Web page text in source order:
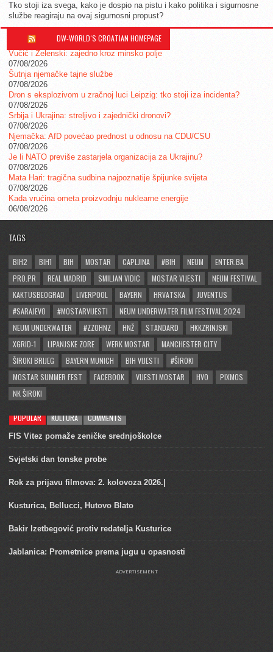
Tko stoji iza svega, kako je dospio na pistu i kako politika i sigurnosne
službe reagiraju na ovaj sigurnosni propust?
DW-WORLD´S CROATIAN HOMEPAGE
Vučić i Zelenski: zajedno kroz minsko polje
07/08/2026
Šutnja njemačke tajne službe
07/08/2026
Dron s eksplozivom u zračnoj luci Leipzig: tko stoji iza incidenta?
07/08/2026
Srbija i Ukrajina: streljivo i zajednički dronovi?
07/08/2026
Njemačka: AfD povećao prednost u odnosu na CDU/CSU
07/08/2026
Je li NATO previše zastarjela organizacija za Ukrajinu?
07/08/2026
Mata Hari: tragična sudbina najpoznatije špijunke svijeta
07/08/2026
Kada vrućina ometa proizvodnju nuklearne energije
06/08/2026
TAGS
BIH2 BIH1 BIH MOSTAR CAPLJINA #BIH NEUM
ENTER.BA
PRO.PR
REAL MADRID SMILJAN VIDIC MOSTAR VIJESTI
NEUM FESTIVAL
KAKTUSBEOGRAD
LIVERPOOL BAYERN HRVATSKA
JUVENTUS
#SARAJEVO
#MOSTARVIJESTI
NEUM UNDERWATER FILM FESTIVAL 2024
NEUM UNDERWATER
#ZZOHNZ HNŽ STANDARD
HKKZRINJSKI
XGRID-1
LIPANJSKE ZORE WERK MOSTAR
MANCHESTER CITY
ŠIROKI BRIJEG
BAYERN MUNICH BIH VIJESTI
#ŠIROKI
MOSTAR SUMMER FEST
FACEBOOK VIJESTI MOSTAR HVO
PIXMOS
NK ŠIROKI
POPULAR KULTURA COMMENTS
FIS Vitez pomaže zeničke srednjoškolce
Svjetski dan tonske probe
Rok za prijavu filmova: 2. kolovoza 2026.|
Kusturica, Bellucci, Hutovo Blato
Bakir Izetbegović protiv redatelja Kusturice
Jablanica: Prometnice prema jugu u opasnosti
ADVERTISEMENT